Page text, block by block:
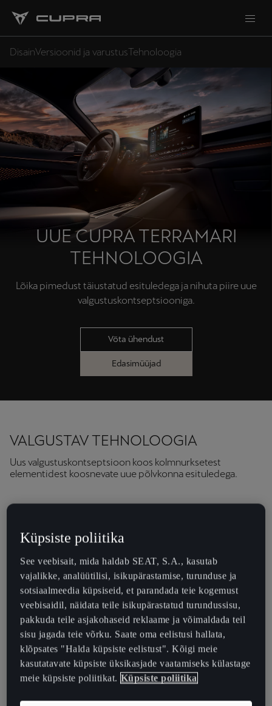
DisainVersioonid ja varustusTehnoloogia
UUE CUPRA TERRAMARI
TEHNOLOOGIA
Lõika pimedust täiustatud esituledega ja nihuta piire uue
valgustuskontseptsiooniga.
Edasimüüjad
Võta ühendust
VALGUSTAV TEHNOLOOGIA
Uus valgustuskontseptsioon koos kolmnurksetest
elementidest koosnevate uue põlvkonna esituledega.
Küpsiste poliitika
See veebisait, mida haldab SEAT, S.A., kasutab
vajalikke, analüütilisi, isikupärastamise, turunduse ja
sotsiaalmeedia küpsiseid, et parandada teie kogemust
veebisaidil, näidata teile isikupärastatud turundussisu,
pakkuda teile asjakohaseid reklaame ja võimaldada teil
sisu jagada teie võrku. Saate oma eelistusi hallata,
klõpsates "Halda küpsiste eelistust". Kõigi meie
kasutatavate küpsiste üksikasjade vaatamiseks külastage
meie küpsiste poliitikat. Küpsiste poliitika